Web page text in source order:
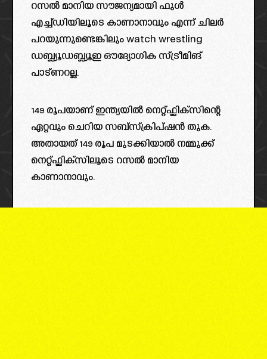
റസൽ മാനിയ സൗജന്യമായി ഫുൾ
എച്ച്ഡിയിലൂടെ കാണാനാവും എന്ന് ചിലർ
പറയുന്നുണ്ടെങ്കിലും watch wrestling
ഡബ്ല്യൂഡബ്ല്യൂഇ ഔദ്യോഗിക സ്ട്രീമിങ്
പാട്ണറല്ല.
149 രൂപയാണ് ഇന്ത്യയിൽ നെറ്റ്ഫ്ലിക്സിന്റെ
ഏറ്റവും ചെറിയ സബ്‌സ്‌ക്രിപ്‌ഷൻ തുക.
അതായത് 149 രൂപ മുടക്കിയാൽ നമ്മുക്ക്
നെറ്റ്ഫ്ലിക്സിലൂടെ റസൽ മാനിയ
കാണാനാവും.